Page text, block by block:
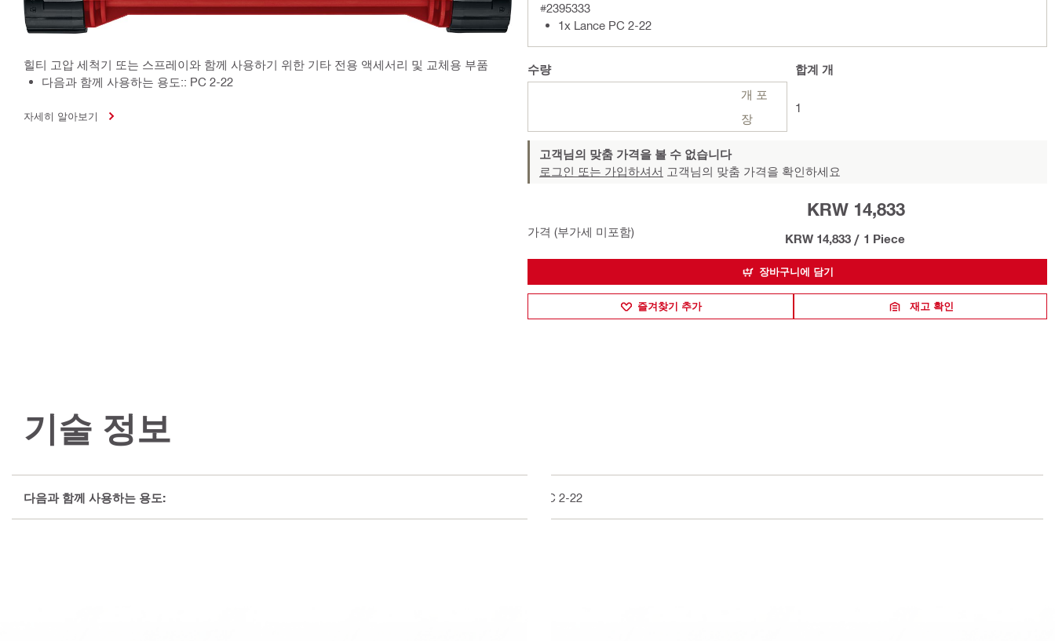
힐티 고압 세척기 또는 스프레이와 함께 사용하기 위한 기타 전용 액세서리 및 교체용 부품
다음과 함께 사용하는 용도:: PC 2-22
자세히 알아보기
#2395333
1x Lance PC 2-22
수량
개 포
장
합계 개
1
고객님의 맞춤 가격을 볼 수 없습니다
로그인 또는 가입하셔서 고객님의 맞춤 가격을 확인하세요
가격 (부가세 미포함)
KRW 14,833
KRW 14,833 / 1 Piece
장바구니에 담기
즐겨찾기 추가 재고 확인
기술 정보
다음과 함께 사용하는 용도: PC 2-22